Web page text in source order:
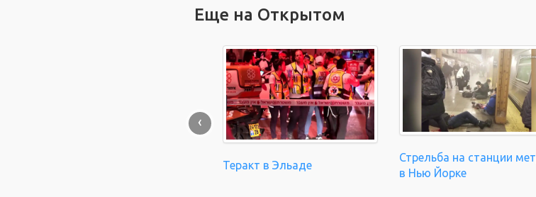
Еще на Открытом
Теракт в Эльаде
Стрельба на станции
в Нью Йорке
‹